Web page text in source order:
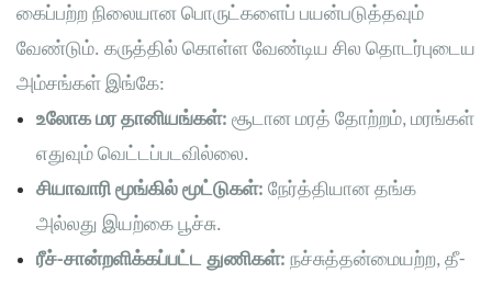
கைப்பற்ற நிலையான பொருட்களைப் பயன்படுத்தவும்
வேண்டும். கருத்தில் கொள்ள வேண்டிய சில தொடர்புடைய
அம்சங்கள் இங்கே:
உலோக மர தானியங்கள்: சூடான மரத் தோற்றம், மரங்கள்
எதுவும் வெட்டப்படவில்லை.
சியாவாரி மூங்கில் மூட்டுகள்: நேர்த்தியான தங்க
அல்லது இயற்கை பூச்சு.
ரீச்-சான்றளிக்கப்பட்ட துணிகள்: நச்சுத்தன்மையற்ற, தீ-